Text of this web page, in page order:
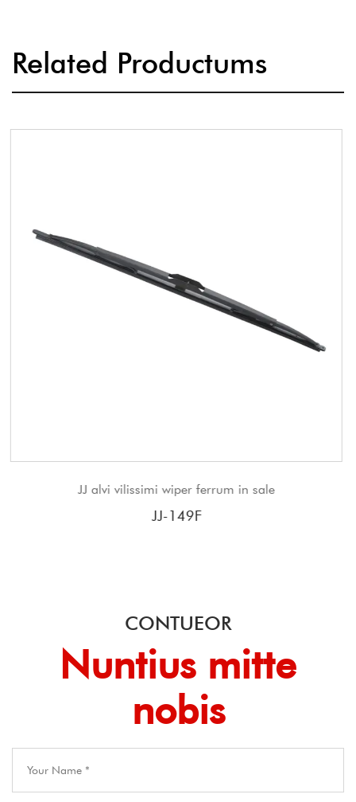
Related Productums
ferrum in sale
JJ Traditio wiper umerus,
CONTUEOR
Nuntius mitte
nobis